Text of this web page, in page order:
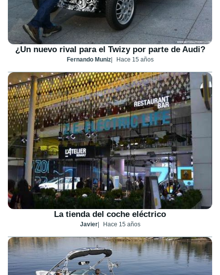
¿Un nuevo rival para el Twizy por parte de Audi?
Fernando Muniz Hace 15 años
La tienda del coche eléctrico
Javier Hace 15 años